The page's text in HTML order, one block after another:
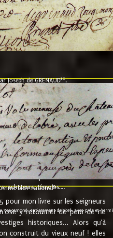
de GRENAUD10.
neuvième jour du mois de
de Moyriat chevalier baron
a monseigneur monsieur
de Bourgogne, present et
a sur ses hommes, indivisables et
le dit seigneur Baron et ses
etc... au prix de 880 livre louis
acheteurs, témoins....
bien national9.
entierement delabré, avec près et
pour mon livre sur les seigneurs
y retourner de peur de ne
historiques... Alors qu'à
construit du vieux neuf ! elles